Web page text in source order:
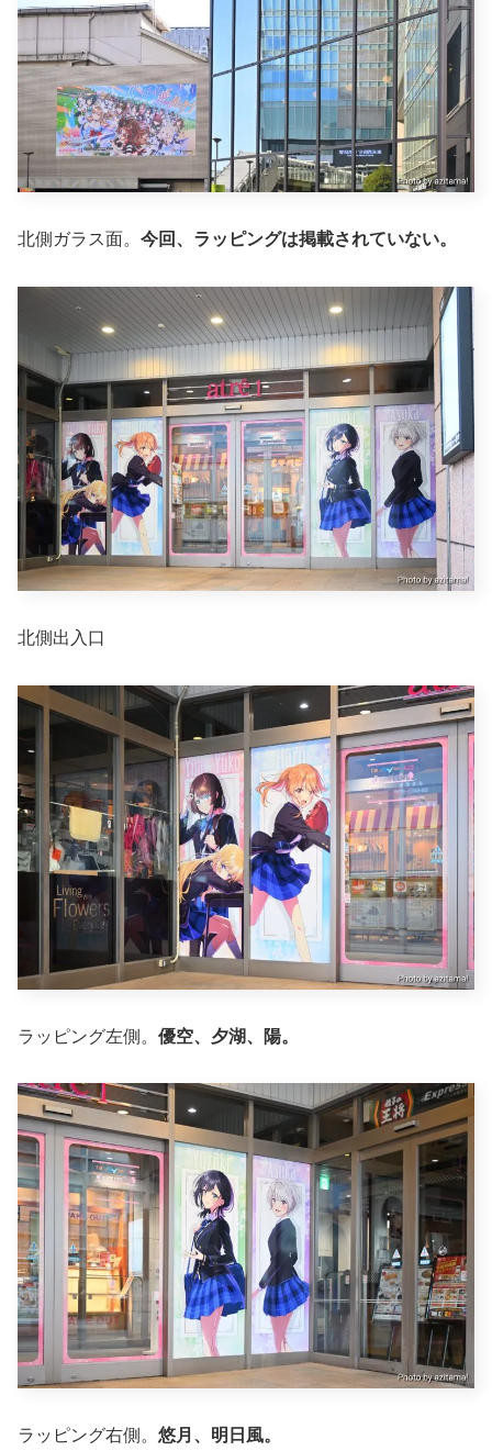
北側ガラス面。 今回、ラッピングは掲載されていない。
北側出入口
ラッピング左側。 優空、夕湖、陽。
ラッピング右側。 悠月、明日風。